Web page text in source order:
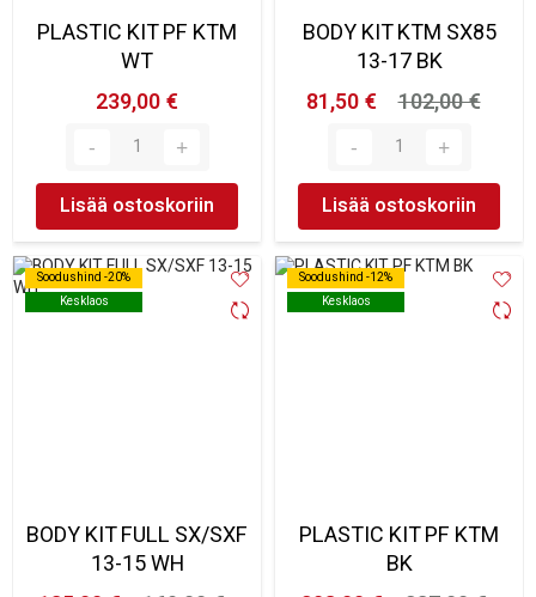
PLASTIC KIT PF KTM
WT
239,00 €
Lisää ostoskoriin
BODY KIT KTM SX85
13-17 BK
81,50 €
102,00 €
Lisää ostoskoriin
Soodushind -20%
Kesklaos
Soodushind -20%
Kesklaos
BODY KIT FULL SX/SXF
13-15 WH
Soodushind -12%
Kesklaos
Soodushind -12%
Kesklaos
PLASTIC KIT PF KTM
BK